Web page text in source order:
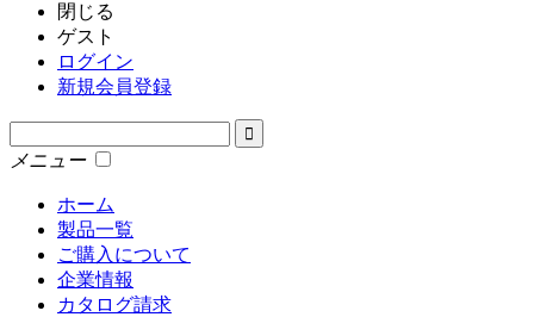
閉じる
ゲスト
ログイン
新規会員登録
メニュー
ホーム
製品一覧
ご購入について
企業情報
カタログ請求